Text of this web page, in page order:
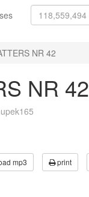
NR 42
NR 42
mp3 print